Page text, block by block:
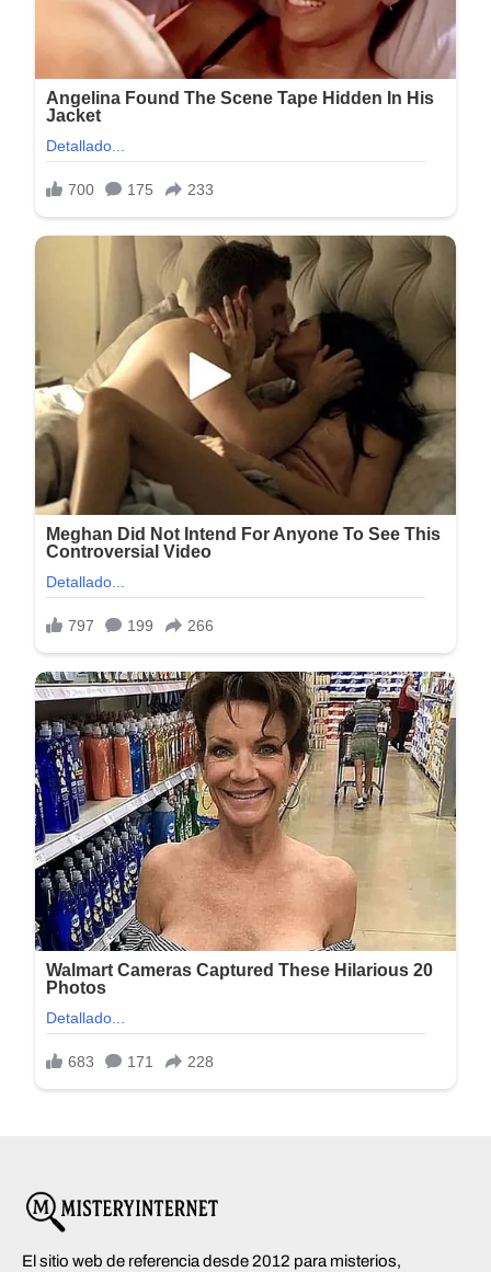
El sitio web de referencia desde 2012 para misterios,